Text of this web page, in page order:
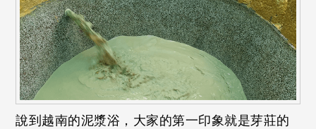
說到越南的泥漿浴，大家的第一印象就是芽莊的